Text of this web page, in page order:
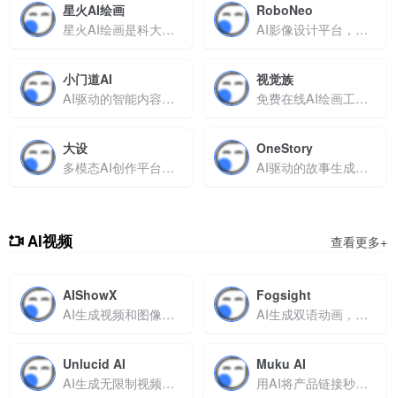
星火AI绘画
星火AI绘画是科大讯飞推出的多模态AI工具，集成文本理解、图像生成
RoboNeo
AI影像设计平台，一句话生成专业视觉内容
小门道AI
AI驱动的智能内容创作与多模态交互平台，支持绘画、问答及图片处理
视觉族
免费在线AI绘画工具，输入文字即可生成高质量艺术图片，支持中英双语与灵活参数调整
大设
多模态AI创作平台，支持文生图、视频生成及老照片修复
OneStory
AI驱动的故事生成助手，快速将文字创意转化为分镜脚本与视觉作品
AI视频 查看更多+
AIShowX
AI生成视频和图像，免费又高效
Fogsight
AI生成双语动画，支持概念输入与实时调优
Unlucid AI
AI生成无限制视频和图像，免费又高效
Muku AI
用AI将产品链接秒变爆款UGC视频，轻松提升广告转化